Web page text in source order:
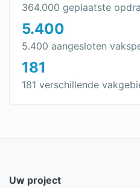
364.000 geplaatste
5.400
5.400 aangesloten
181
181 verschillende
Uw project